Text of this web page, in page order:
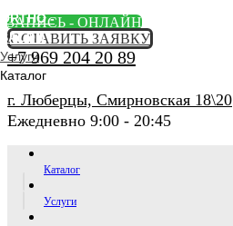
ЗАПИСЬ - ОНЛАЙН
ОСТАВИТЬ ЗАЯВКУ
+7 969 204 20 89
г. Люберцы, Смирновская 18\20
Ежедневно 9:00 - 20:45
Каталог
Услуги
ORTHO -
SALON
Услуги
Каталог